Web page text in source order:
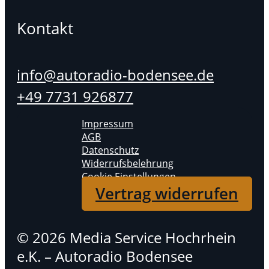
Kontakt
info@autoradio-bodensee.de
+49 7731 926877
Impressum
AGB
Datenschutz
Widerrufsbelehrung
Cookie Einstellungen
Vertrag widerrufen
© 2026 Media Service Hochrhein
e.K. – Autoradio Bodensee